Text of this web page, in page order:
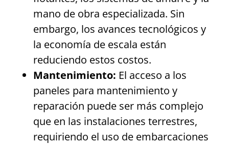
mano de obra especializada. Sin
embargo, los avances tecnológicos y
la economía de escala están
reduciendo estos costos.
Mantenimiento: El acceso a los
paneles para mantenimiento y
reparación puede ser más complejo
que en las instalaciones terrestres,
requiriendo el uso de embarcaciones